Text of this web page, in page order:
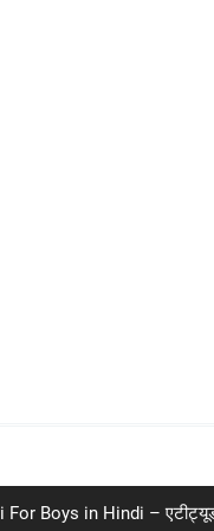
Boys in Hindi – एटीट्यूड